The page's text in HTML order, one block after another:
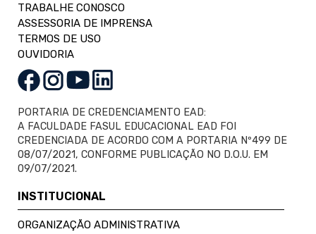
TRABALHE CONOSCO
ASSESSORIA DE IMPRENSA
TERMOS DE USO
OUVIDORIA
PORTARIA DE CREDENCIAMENTO EAD:
A FACULDADE FASUL EDUCACIONAL EAD FOI
CREDENCIADA DE ACORDO COM A PORTARIA Nº499 DE
08/07/2021, CONFORME PUBLICAÇÃO NO D.O.U. EM
09/07/2021.
INSTITUCIONAL
ORGANIZAÇÃO ADMINISTRATIVA